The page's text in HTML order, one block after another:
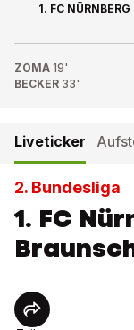
1. FC NÜRNBERG
ZOMA 19'
BECKER 33'
Liveticker
2. Bundesliga
1. FC